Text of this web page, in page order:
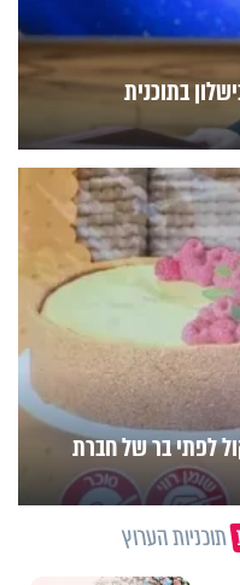
בתוכנית
לפתי בר של חברת
תוכניות הערוץ